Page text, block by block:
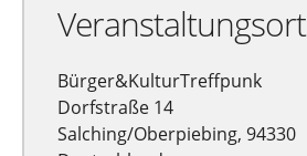
Veranstaltungsort
Bürger&KulturTreffpunk
Dorfstraße 14
Salching/Oberpiebing, 94330